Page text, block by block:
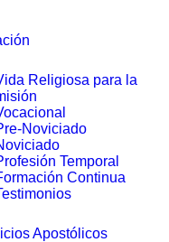
Religiosa para la
Noviciado
Temporal
Continua
Apostólicos